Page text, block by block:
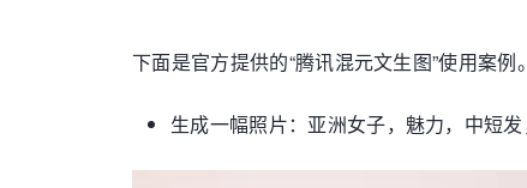
下面是官方提供的“腾讯混元文生图”使用案例。
生成一幅照片：亚洲女子，魅力，中短